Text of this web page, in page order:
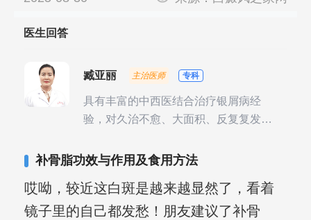
医生回答
臧亚丽 主治医师 专科
具有丰富的中西医结合治疗银屑病经
验，对久治不愈、大面积、反复复发性
补骨脂功效与作用及食用方法
哎呦，较近这白斑是越来越显然了，看着
镜子里的自己都发愁！朋友建议了补骨